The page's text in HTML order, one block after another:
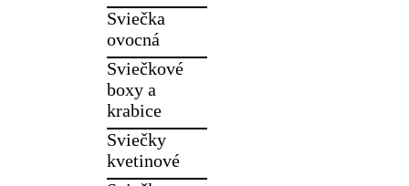
Sviečka
ovocná
Sviečkové
boxy a
krabice
Sviečky
kvetinové